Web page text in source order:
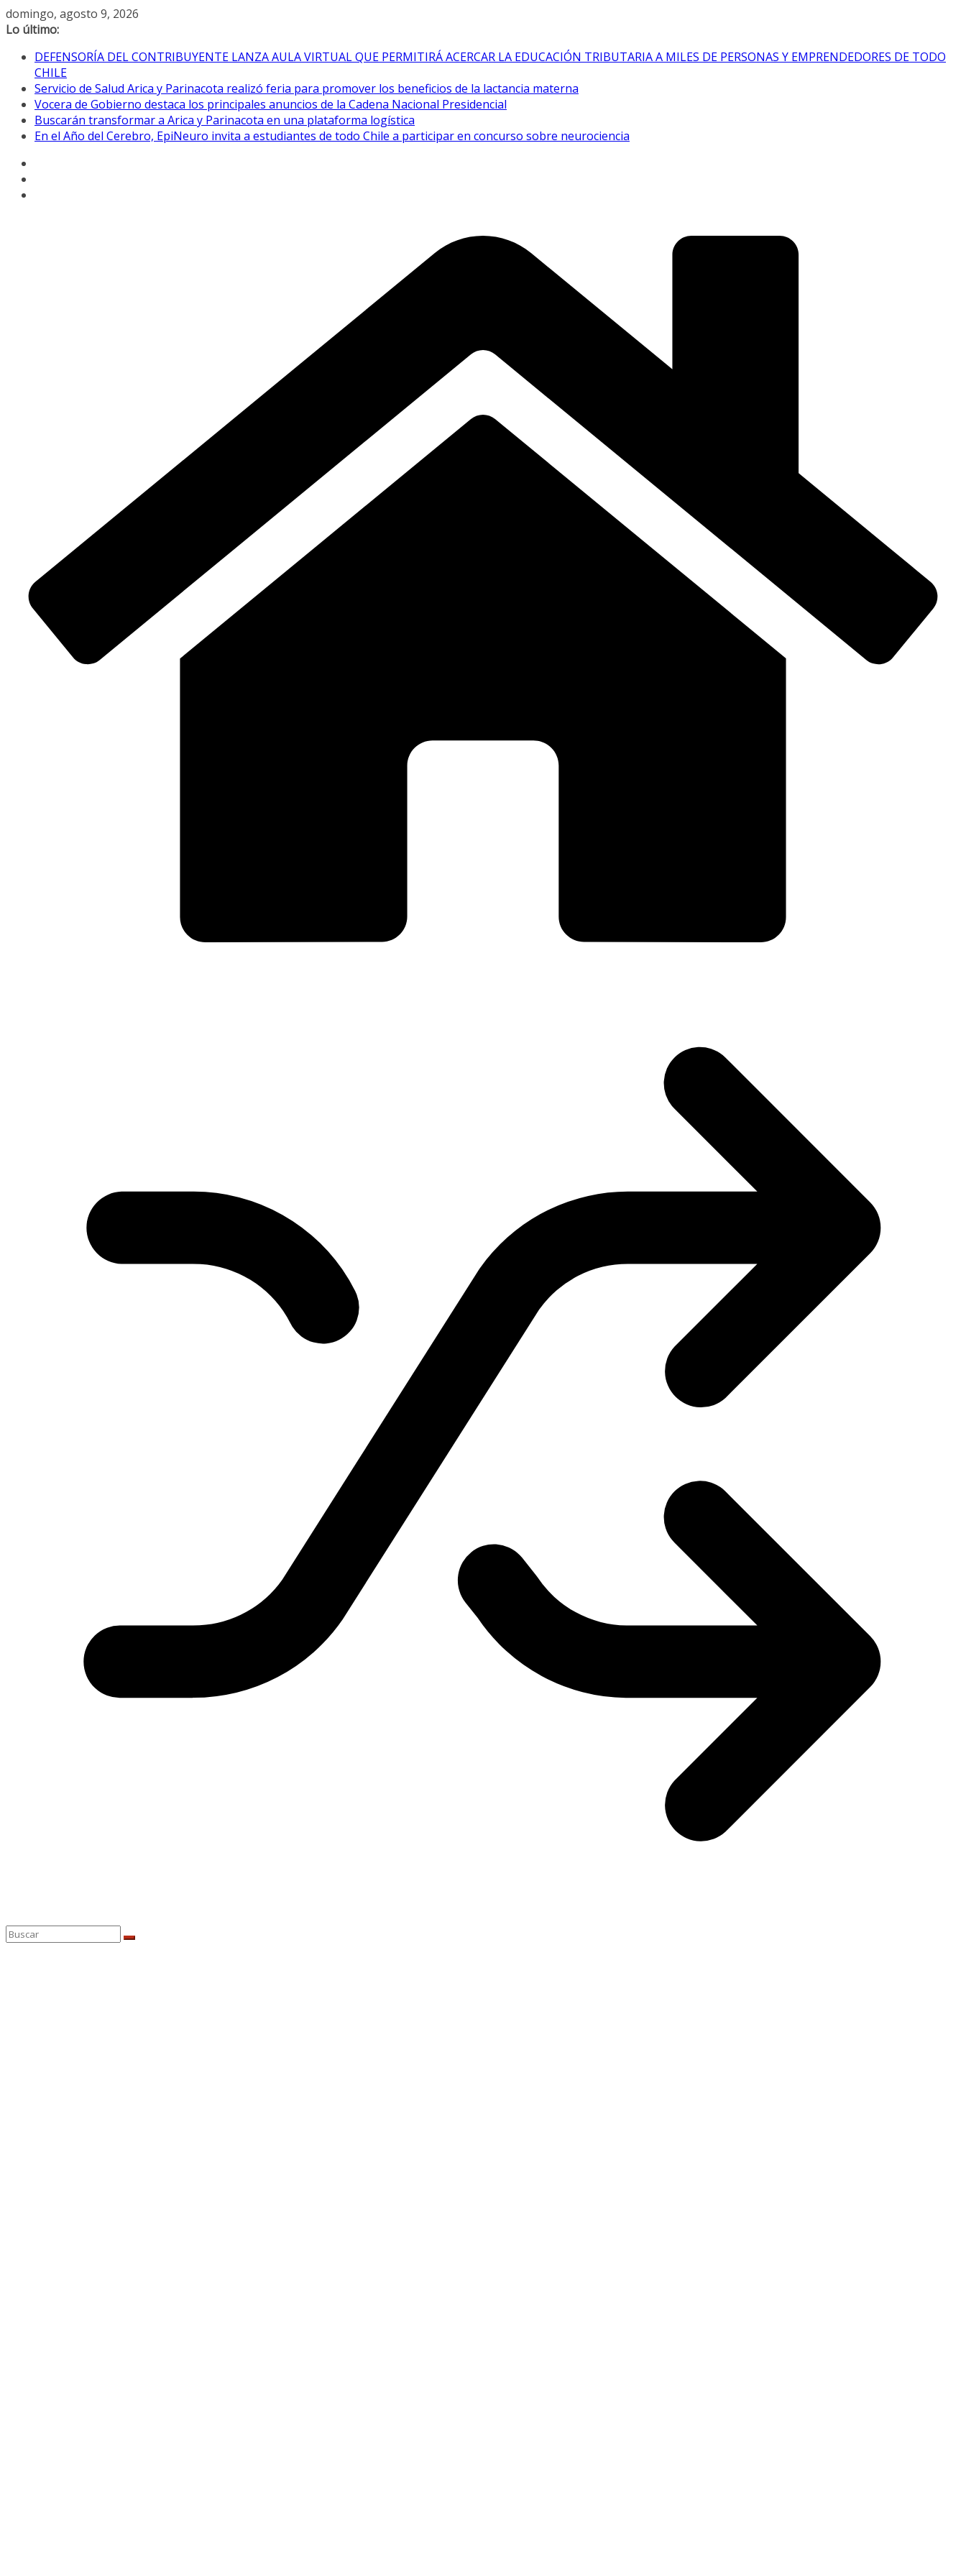
Saltar
al
domingo, agosto 9, 2026
Lo último:
DEFENSORÍA DEL CONTRIBUYENTE LANZA AULA VIRTUAL QUE PERMITIRÁ ACERCAR LA EDUCACIÓN TRIBUTARIA A MILES DE PERSONAS Y EMPRENDEDORES DE TODO
CHILE
Servicio de Salud Arica y Parinacota realizó feria para promover los beneficios de la lactancia materna
Vocera de Gobierno destaca los principales anuncios de la Cadena Nacional Presidencial
Buscarán transformar a Arica y Parinacota en una plataforma logística
En el Año del Cerebro, EpiNeuro invita a estudiantes de todo Chile a participar en concurso sobre neurociencia